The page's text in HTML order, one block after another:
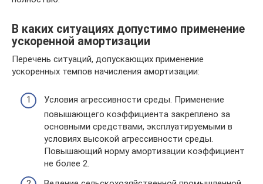
В каких ситуациях допустимо применение
ускоренной амортизации
Перечень ситуаций, допускающих применение
ускоренных темпов начисления амортизации:
Условия агрессивности среды. Применение
повышающего коэффициента закреплено за
основными средствами, эксплуатируемыми в
условиях высокой агрессивности среды.
Повышающий норму амортизации коэффициент
не более 2.